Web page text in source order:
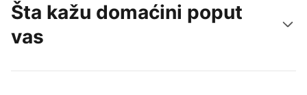
Šta kažu domaćini poput
vas